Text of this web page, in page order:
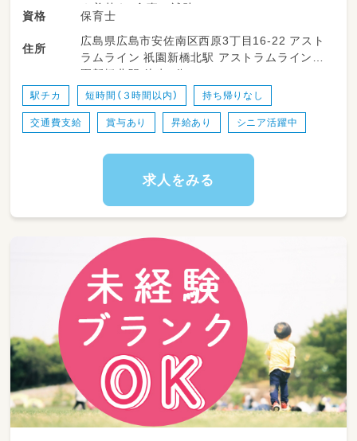
★着替え、食事の補助
★保育環境の整備（園内清掃等）
★保護者対応（連絡帳の作成等）
★制作物等の作成
資格 保育士
住所
広島県広島市安佐南区西原3丁目16-22 アスト
ラムライン 祇園新橋北駅 アストラムライン祇
園新橋北駅 徒歩1分
駅チカ 短時間（３時間以内） 持ち帰りなし
交通費支給 賞与あり 昇給あり シニア活躍中
求人をみる